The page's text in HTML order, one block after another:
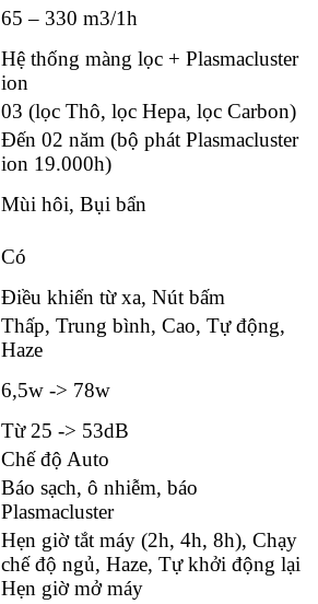
65 – 330 m3/1h
Hệ thống màng lọc + Plasmacluster
ion
03 (lọc Thô, lọc Hepa, lọc Carbon)
Đến 02 năm (bộ phát Plasmacluster
ion 19.000h)
Mùi hôi, Bụi bẩn
Có
Điều khiển từ xa, Nút bấm
Thấp, Trung bình, Cao, Tự động,
Haze
6,5w -> 78w
Từ 25 -> 53dB
Chế độ Auto
Báo sạch, ô nhiễm, báo
Plasmacluster
Hẹn giờ tắt máy (2h, 4h, 8h), Chạy
chế độ ngủ, Haze, Tự khởi động lại
Hẹn giờ mở máy